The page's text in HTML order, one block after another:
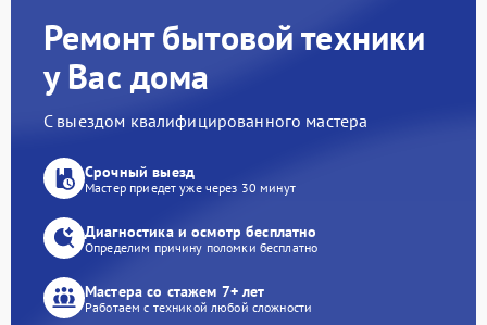
Ремонт бытовой техники
у Вас дома
С выездом квалифицированного мастера
Срочный выезд
Мастер приедет уже через 30 минут
Диагностика и осмотр бесплатно
Определим причину поломки бесплатно
Мастера со стажем 7+ лет
Работаем с техникой любой сложности